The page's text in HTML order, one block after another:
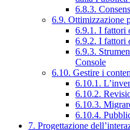
6.8.3.
6.9. Ottimizzazione
6.9.1. I fattori
6.9.2. I fattori
6.9.3.
Console
6.10. Gestire i
6.10.1.
6.10.2.
6.10.3.
6.10.4.
7. Progettazione